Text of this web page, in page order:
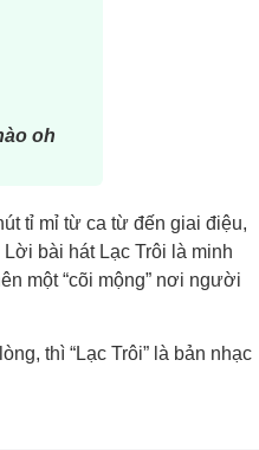
oh
tỉ mỉ từ ca từ đến giai điệu,
bài hát Lạc Trôi là minh
một “cõi mộng” nơi người
thì “Lạc Trôi” là bản nhạc